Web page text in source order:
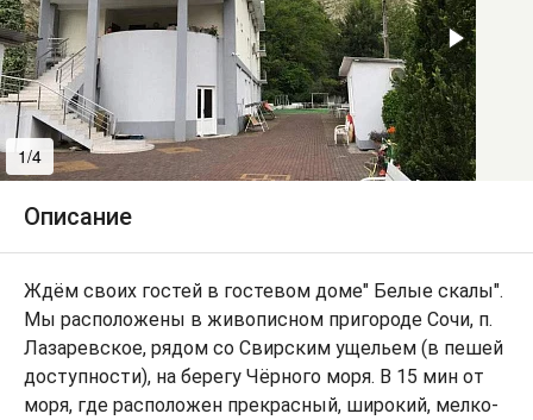
1/4
Описание
Ждём своих гостей в гостевом доме" Белые скалы".
Мы расположены в живописном пригороде Сочи, п.
Лазаревское, рядом со Свирским ущельем (в пешей
доступности), на берегу Чёрного моря. В 15 мин от
моря, где расположен прекрасный, широкий, мелко-